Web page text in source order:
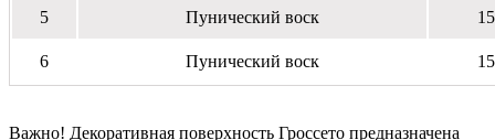
5 Пунический воск
6 Пунический воск
Важно! Декоративная поверхность Гроссето предназначена